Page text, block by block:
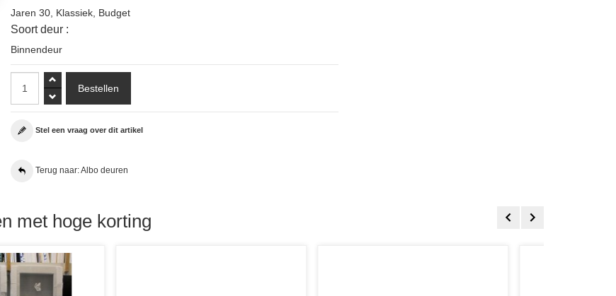
Jaren 30, Klassiek, Budget
Soort deur :
Binnendeur
Stel een vraag over dit artikel
Terug naar: Albo deuren
met hoge korting